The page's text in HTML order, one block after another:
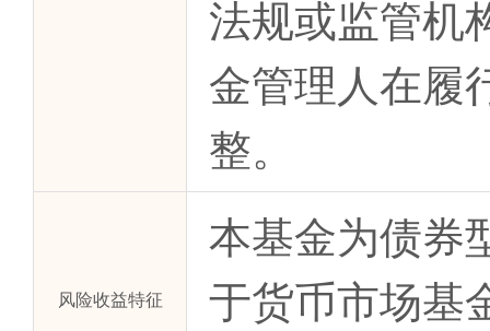
法规或监管机
金管理人在履
整。
风险收益特征
本基金为债券
于货币市场基